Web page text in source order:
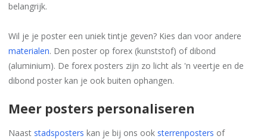
belangrijk.
Wil je je poster een uniek tintje geven? Kies dan voor andere
materialen. Den poster op forex (kunststof) of dibond
(aluminium). De forex posters zijn zo licht als 'n veertje en de
dibond poster kan je ook buiten ophangen.
Meer posters personaliseren
Naast stadsposters kan je bij ons ook sterrenposters of